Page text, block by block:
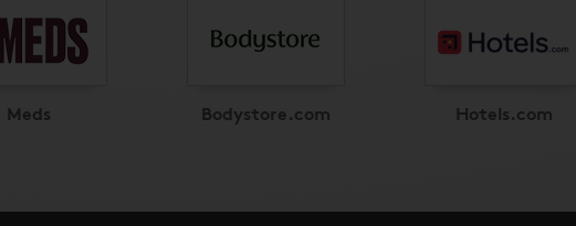
Meds Bodystore.com Hotels.com